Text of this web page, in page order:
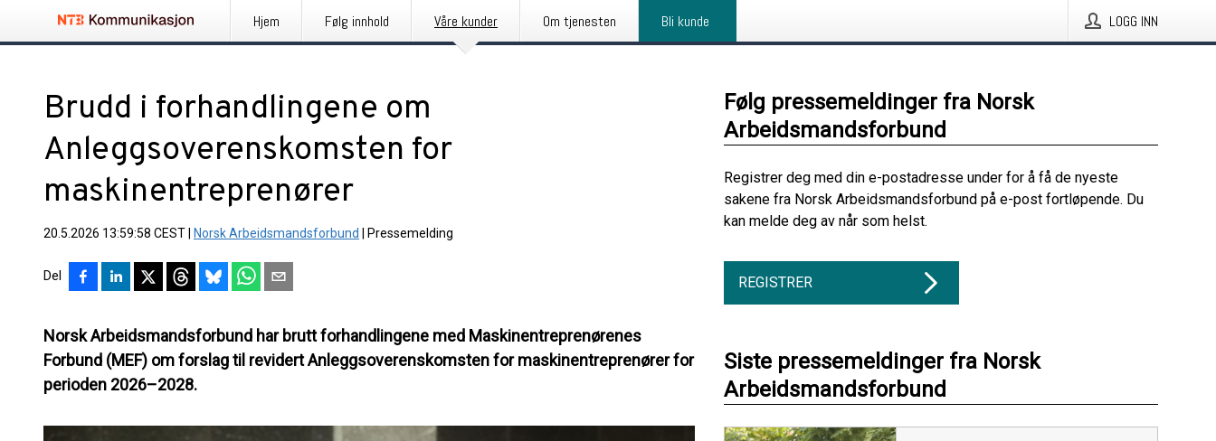
Hjem Følg innhold Våre kunder Om tjenesten Bli kunde LOGG INN
Brudd i forhandlingene om
Anleggsoverenskomsten for
maskinentreprenører
20.5.2026 13:59:58 CEST Norsk Arbeidsmandsforbund Pressemelding
Del
Norsk Arbeidsmandsforbund har brutt forhandlingene med Maskinentreprenørenes
Forbund (MEF) om forslag til revidert Anleggsoverenskomsten for maskinentreprenører for
perioden 2026–2028.
Følg pressemeldinger fra Norsk
Arbeidsmandsforbund
Registrer deg med din e-postadresse under for å få de nyeste
sakene fra Norsk Arbeidsmandsforbund på e-post fortløpende. Du
kan melde deg av når som helst.
REGISTRER
Siste pressemeldinger fra Norsk
Arbeidsmandsforbund